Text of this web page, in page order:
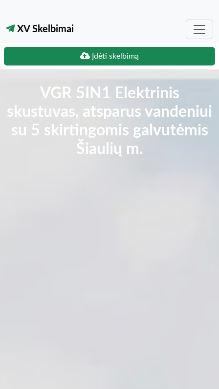
XV Skelbimai
Įdėti skelbimą
VGR 5IN1 Elektrinis
skustuvas, atsparus vandeniui
su 5 skirtingomis galvutėmis
Šiaulių m.